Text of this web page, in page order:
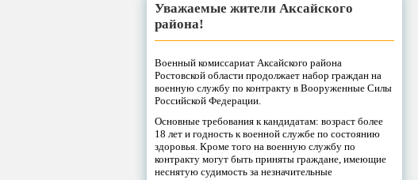
Уважаемые жители Аксайского
района!
Военный комиссариат Аксайского района
Ростовской области продолжает набор граждан на
военную службу по контракту в Вооруженные Силы
Российской Федерации.
Основные требования к кандидатам: возраст более
18 лет и годность к военной службе по состоянию
здоровья. Кроме того на военную службу по
контракту могут быть приняты граждане, имеющие
неснятую судимость за незначительные